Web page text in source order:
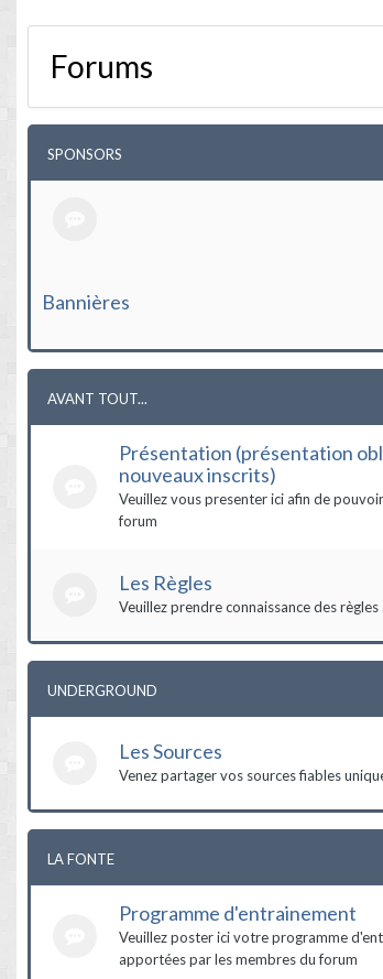
Forums
SPONSORS
Bannières
AVANT TOUT...
Présentation (présentation
nouveaux inscrits)
Veuillez vous presenter ici afin de
forum
Les Règles
Veuillez prendre connaissance des
UNDERGROUND
Les Sources
Venez partager vos sources fiables
LA FONTE
Programme d'entrainement
Veuillez poster ici votre programme
apportées par les membres du forum